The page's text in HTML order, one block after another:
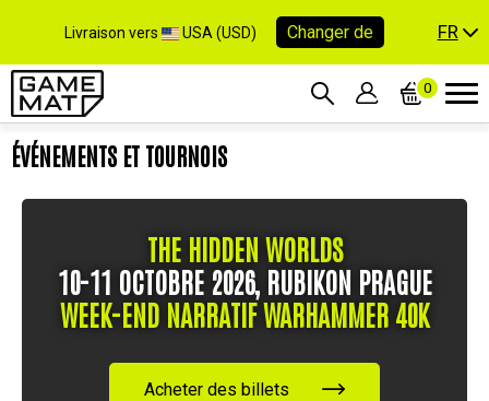
Livraison vers USA (USD) Changer de FR
0
ÉVÉNEMENTS ET TOURNOIS
THE HIDDEN WORLDS
10-11 OCTOBRE 2026, RUBIKON PRAGUE
WEEK-END NARRATIF WARHAMMER 40K
Acheter des billets